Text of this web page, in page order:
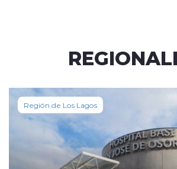
Región de Los Lagos